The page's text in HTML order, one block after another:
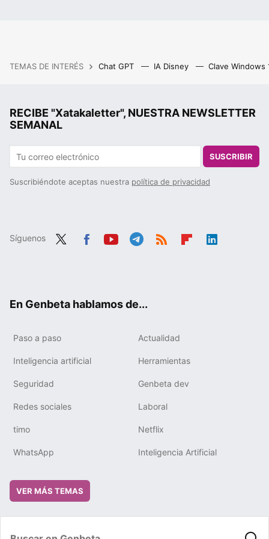
TEMAS DE INTERÉS Chat GPT IA Disney Clave Windows
RECIBE "Xatakaletter", NUESTRA NEWSLETTER
SEMANAL
SUSCRIBIR
Suscribiéndote aceptas nuestra política de privacidad
Síguenos
En Genbeta hablamos de...
Paso a paso Actualidad
Inteligencia artificial Herramientas
Seguridad Genbeta dev
Redes sociales Laboral
timo Netflix
WhatsApp Inteligencia Artificial
VER MÁS TEMAS